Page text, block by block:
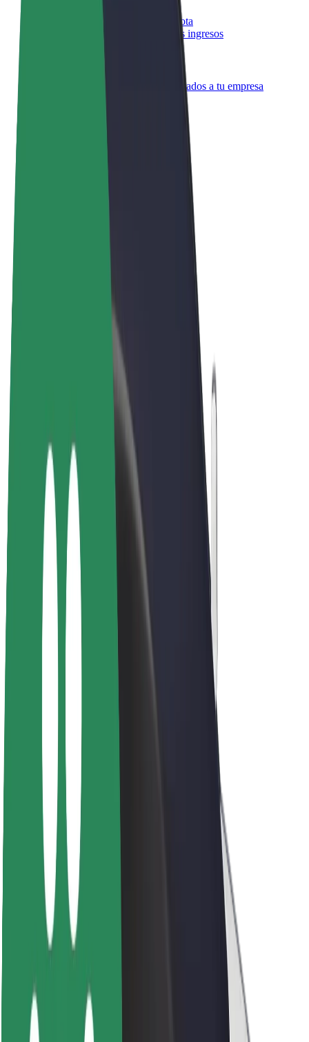
Registrarse como propietario de flota
Añadí tu flota a Bolt y potenciá tus ingresos
Productos y servicios de Bolt adaptados a tu empresa
Bicis
Bolt Plus
Colabora con Bolt
Conductores
Ingresos de conductor/a
Repartidores
Ingresos de repartidor
Sostenibilidad en Bolt
Project Zero
Blog
Sala de prensa
Directrices de la marca
Misión
Relación con inversores
Liderazgo
Fondo Urbano